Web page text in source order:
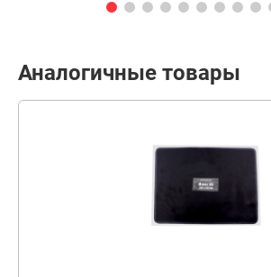
Аналогичные товары